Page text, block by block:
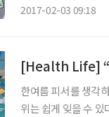
2017-02-03 09:18
[Health Life] “
한여름 피서를 생각
위는 쉽게 잊을 수